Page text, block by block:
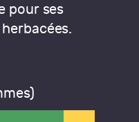
pour ses
€4,
5